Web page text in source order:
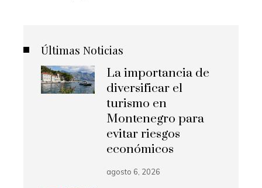
Últimas Noticias
La importancia de
diversificar el
turismo en
Montenegro para
evitar riesgos
económicos
agosto 6, 2026